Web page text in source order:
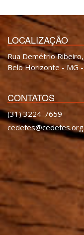
LOCALIZAÇÃO
Rua Demétrio
Belo Horizonte - MG
CONTATOS
(31) 3224-7659